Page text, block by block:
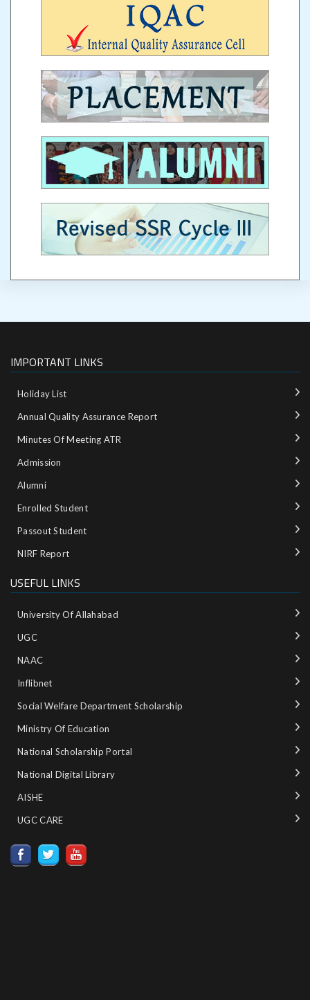
IMPORTANT LINKS
Holiday List
Annual Quality Assurance Report
Minutes Of Meeting ATR
Admission
Alumni
Enrolled Student
Passout Student
NIRF Report
USEFUL LINKS
University Of Allahabad
UGC
NAAC
Inflibnet
Social Welfare Department Scholarship
Ministry‌ ‌of‌ ‌Education‌
National‌ ‌Scholarship‌ ‌Portal‌ ‌
National‌ ‌Digital‌ ‌Library‌ ‌
AISHE ‌
UGC CARE ‌